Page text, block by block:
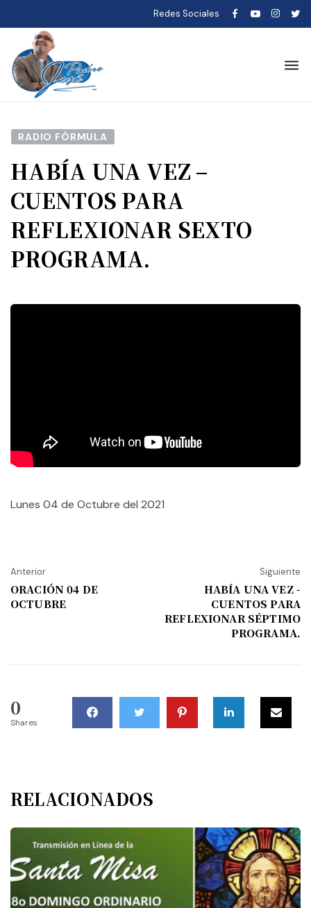
Redes Sociales
RADIO FÓRMULA
HABÍA UNA VEZ –
CUENTOS PARA
REFLEXIONAR SEXTO
PROGRAMA.
Lunes 04 de Octubre del 2021
Anterior
ORACIÓN 04 DE
OCTUBRE
Siguiente
HABÍA UNA VEZ -
CUENTOS PARA
REFLEXIONAR SÉPTIMO
PROGRAMA.
0
Shares
RELACIONADOS